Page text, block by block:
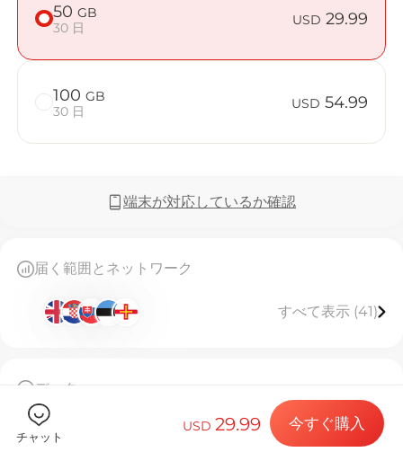
Italyで
Billion
目的地とデ
eSIMをイン
データプラ
50 GB
30 日
USD 29.99
100 GB
30 日
USD 54.99
端末が対応しているか確認
届く範囲とネットワーク
すべて表示 (41)
データ
50GB高速データ、使い切り後接続停止
このeSIMは一度しかインストールできません
[eSIMのご利用について]
チャット
USD29.99 今すぐ購入